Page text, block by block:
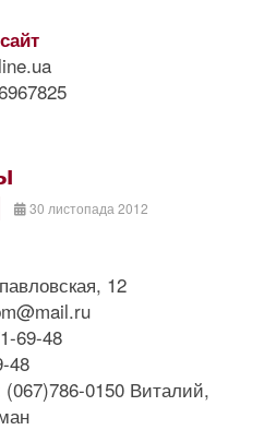
30 листопада 2012
12
69-48
48
(067)786-0150 Виталий,